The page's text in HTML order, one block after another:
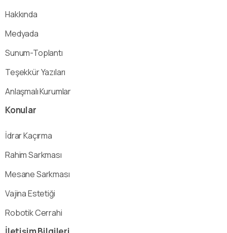
Hakkında
Medyada
Sunum-Toplantı
Teşekkür Yazıları
Anlaşmalı Kurumlar
Konular
İdrar Kaçırma
Rahim Sarkması
Mesane Sarkması
Vajina Estetiği
Robotik Cerrahi